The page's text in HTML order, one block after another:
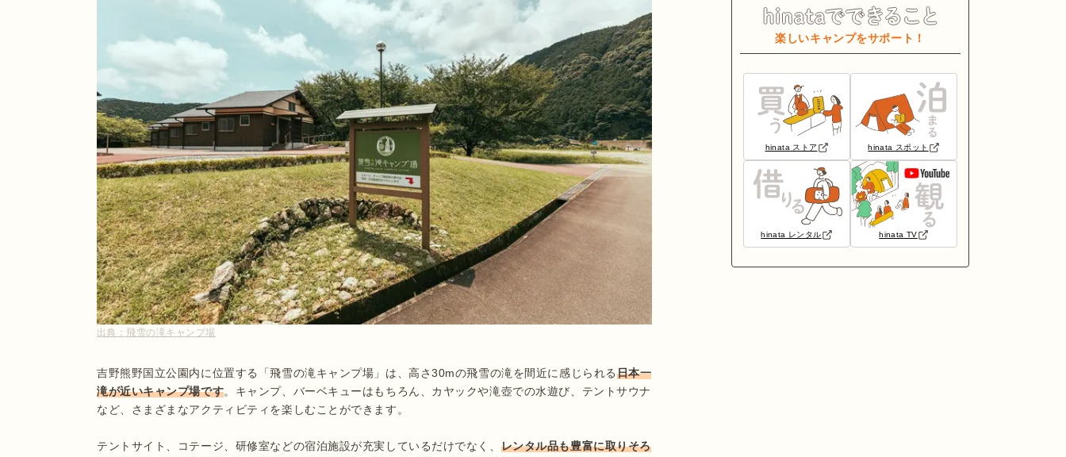
出典： 飛雪の滝キャンプ場
吉野熊野国立公園内に位置する「飛雪の滝キャンプ場」は、高さ30mの飛雪の滝を間近に感じられる日本一
滝が近いキャンプ場です。キャンプ、バーベキューはもちろん、カヤックや滝壺での水遊び、テントサウナ
など、さまざまなアクティビティを楽しむことができます。
テントサイト、コテージ、研修室などの宿泊施設が充実しているだけでなく、 レンタル品も豊富に取りそろ
楽しいキャンプをサポート！
hinata ストア hinata スポット
hinata レンタル hinata TV